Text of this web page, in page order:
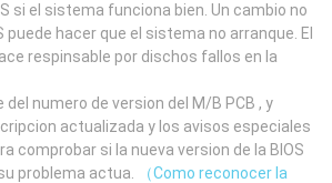
si el sistema funciona bien. Un cambio no
puede hacer que el sistema no arranque. El
respinsable por dischos fallos en la
numero de version del M/B PCB , y
actualizada y los avisos especiales
comprobar si la nueva version de la BIOS
problema actua.
（Como reconocer la